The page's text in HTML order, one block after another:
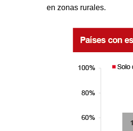
en zonas rurales.